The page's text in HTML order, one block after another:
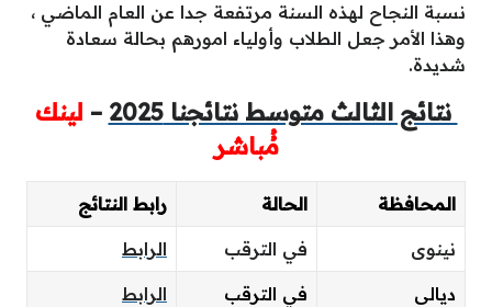
نسبة النجاح لهذه السنة مرتفعة جدا عن العام الماضي ،
وهذا الأمر جعل الطلاب وأولياء امورهم بحالة سعادة
شديدة.
نتائج الثالث متوسط نتائجنا 2025 – لينك
مُُباشر
المحافظة الحالة رابط النتائج
نينوى في الترقب الرابط
ديالى في الترقب الرابط